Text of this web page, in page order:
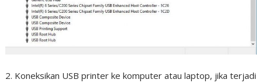
2. Koneksikan USB printer ke komputer atau laptop, jika terjadi